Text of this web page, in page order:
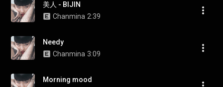
美人 - BIJIN
Chanmina 2:39
Needy
Chanmina 3:09
Morning mood